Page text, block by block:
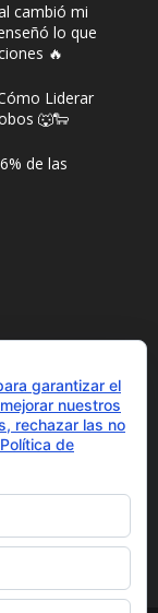
cambió mi
lo que
🔥
Liderar
🐺🐑
de las
garantizar el
nuestros
rechazar las no
Política de